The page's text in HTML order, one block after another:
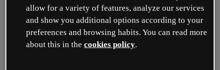
Erstelle dein kostenloses Konto!
Was beschreibt deine Rolle am besten?
allow for a variety of features, analyze our services
and show you additional options according to your
preferences and browsing habits. You can read more
about this in the cookies policy.